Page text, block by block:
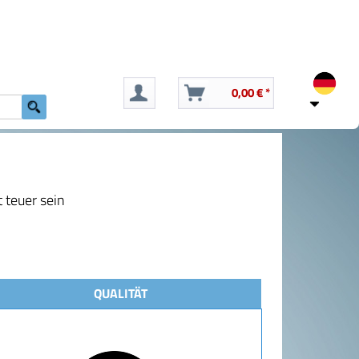
0,00 € *
sein
QUALITÄT